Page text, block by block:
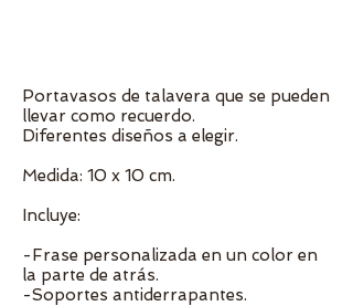
Portavasos de talavera que se pueden
llevar como recuerdo.
Diferentes diseños a elegir.
Medida: 10 x 10 cm.
Incluye:
-Frase personalizada en un color en
la parte de atrás.
-Soportes antiderrapantes.